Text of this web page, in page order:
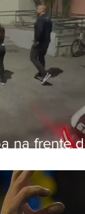
na frente de